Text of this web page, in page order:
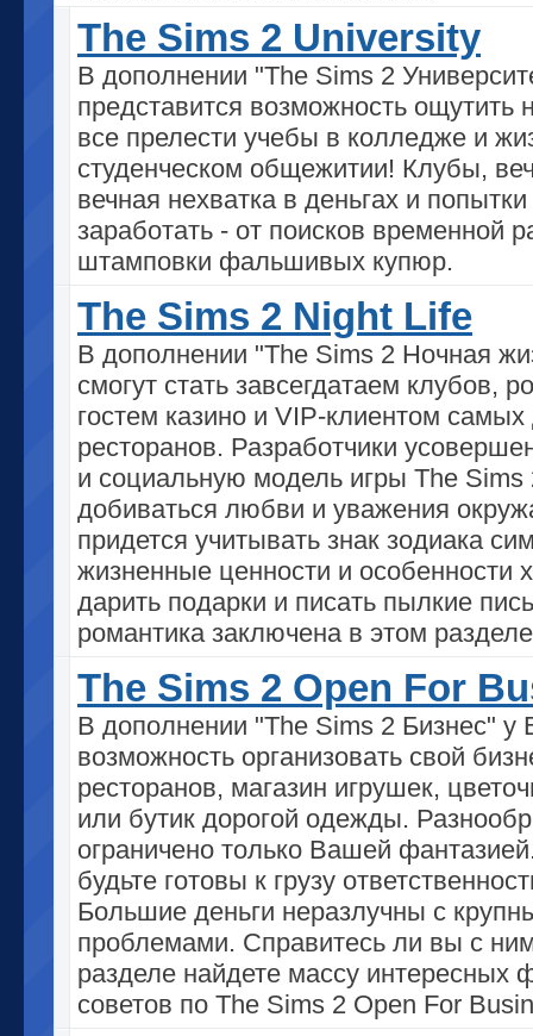
The Sims 2 University
В дополнении "The Sims 2
представится возможность ощутить
все прелести учебы в колледже и
студенческом общежитии! Клубы,
вечная нехватка в деньгах и попытки
заработать - от поисков временной
штамповки фальшивых купюр.
The Sims 2 Night Life
В дополнении "The Sims 2 Ночная
смогут стать завсегдатаем клубов,
гостем казино и VIP-клиентом самых
ресторанов. Разработчики
и социальную модель игры The Sims
добиваться любви и уважения
придется учитывать знак зодиака
жизненные ценности и особенности
дарить подарки и писать пылкие
романтика заключена в этом
The Sims 2 Open For
В дополнении "The Sims 2 Бизнес" у
возможность организовать свой
ресторанов, магазин игрушек,
или бутик дорогой одежды.
ограничено только Вашей
будьте готовы к грузу
Большие деньги неразлучны с
проблемами. Справитесь ли вы с
разделе найдете массу интересных
советов по The Sims 2 Open For